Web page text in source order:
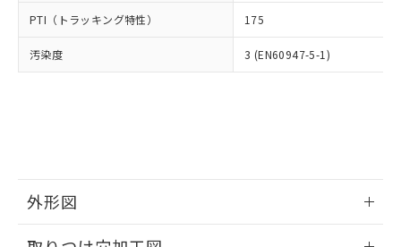
PTI（トラッキング特性） 175
汚染度 3 (EN60947-5-1)
外形図
※当社の共同利用者とは、"個人情報
の「1.共同利
用者の範囲」に記載されている法人を
EU RoHS指令（10物質）の非含有証明書
51物質の非含有証明書（当社基準）
※本証明書は発行日時点で非含有を証明す
るもので、過去に遡って非含有を証明する
していることから、特段のことがない限
り、2022年1月12日より割愛しておりま